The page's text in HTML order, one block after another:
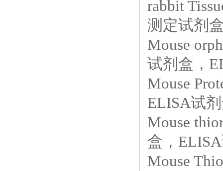
rabbit
测定试剂
Mouse
试剂盒，
Mouse
ELISA试
Mouse
盒，
Mouse